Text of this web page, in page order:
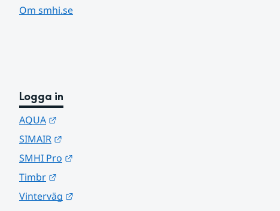
Om smhi.se
Logga in
AQUA
SIMAIR
SMHI Pro
Timbr
Vinterväg